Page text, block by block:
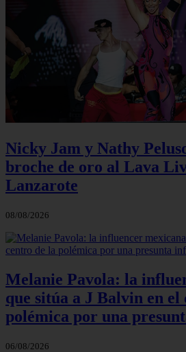
Nicky Jam y Nathy
broche de oro al Lava
Lanzarote
08/08/2026
Melanie Pavola: la
que sitúa a J Balvin en el
polémica por una
06/08/2026